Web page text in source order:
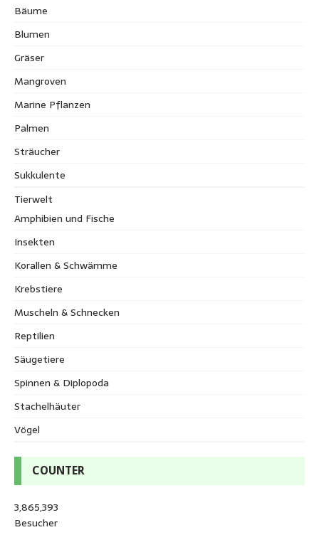
Bäume
Blumen
Gräser
Mangroven
Marine Pflanzen
Palmen
Sträucher
Sukkulente
Tierwelt
Amphibien und Fische
Insekten
Korallen & Schwämme
Krebstiere
Muscheln & Schnecken
Reptilien
Säugetiere
Spinnen & Diplopoda
Stachelhäuter
Vögel
COUNTER
3,865,393
Besucher